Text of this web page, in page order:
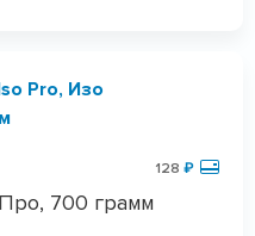
128 ₽
700 грамм